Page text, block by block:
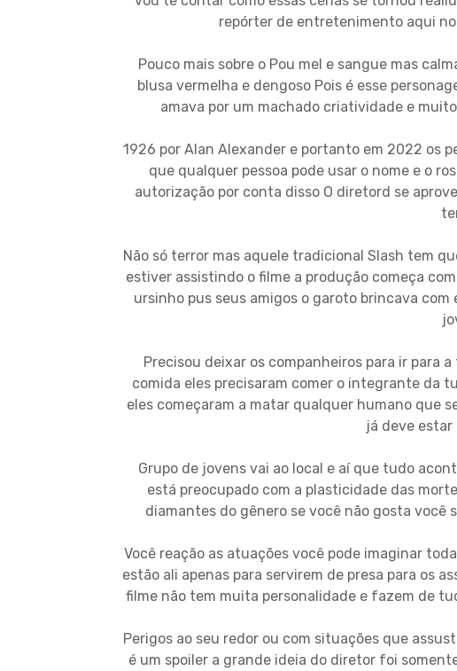
repórter de entretenimento aqui
Pouco mais sobre o Pou mel e sangue mas
blusa vermelha e dengoso Pois é esse
amava por um machado criatividade e
1926 por Alan Alexander e portanto em 2022 os
que qualquer pessoa pode usar o nome e o
autorização por conta disso O diretord se
Não só terror mas aquele tradicional Slash tem
estiver assistindo o filme a produção começa
ursinho pus seus amigos o garoto brincava
Precisou deixar os companheiros para ir para
comida eles precisaram comer o integrante da
eles começaram a matar qualquer humano que
já deve
Grupo de jovens vai ao local e aí que tudo
está preocupado com a plasticidade das
diamantes do gênero se você não gosta você
Você reação as atuações você pode imaginar
estão ali apenas para servirem de presa para os
filme não tem muita personalidade e fazem de
Perigos ao seu redor ou com situações que
é um spoiler a grande ideia do diretor foi